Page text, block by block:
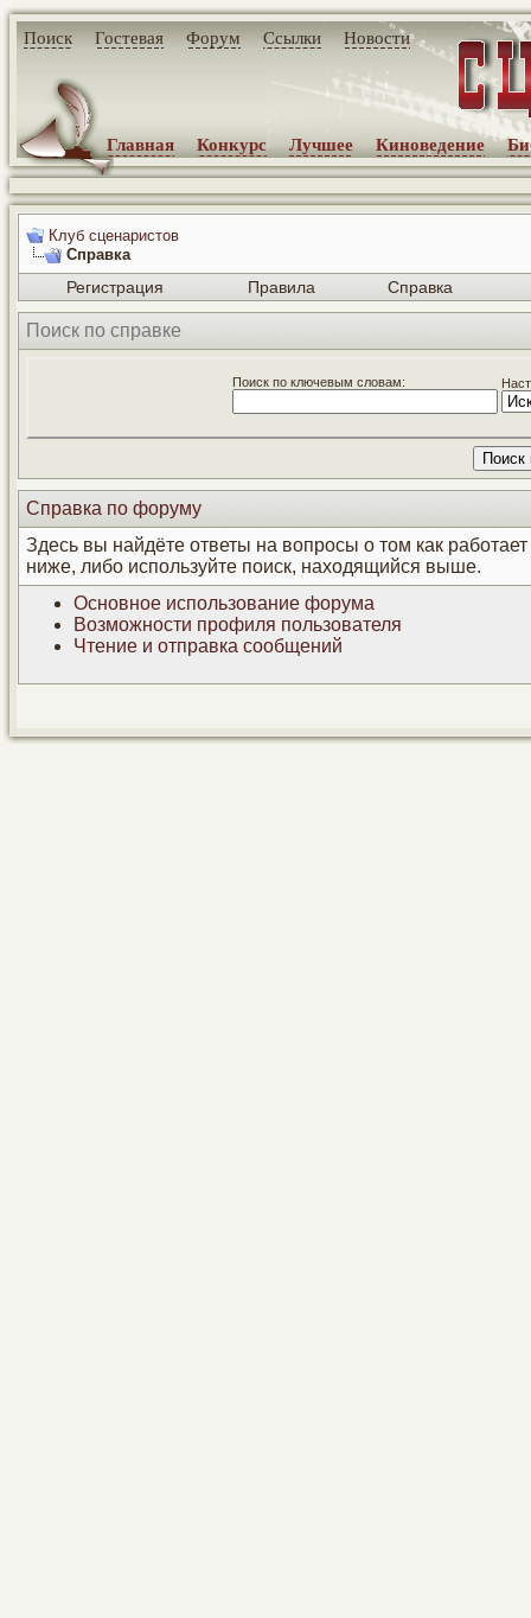
Поиск Гостевая Форум Ссылки Новости
Главная Конкурс Лучшее Киноведение
Клуб сценаристов
Справка
Регистрация Правила Справка
Поиск по справке
Поиск по ключевым словам:
Справка по форуму
Здесь вы найдёте ответы на вопросы о том как
ниже, либо используйте поиск, находящийся выше.
Основное использование форума
Возможности профиля пользователя
Чтение и отправка сообщений